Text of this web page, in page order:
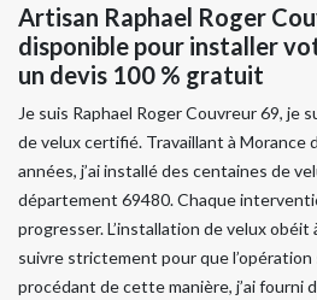
Artisan Raphael Roger
disponible pour installer
un devis 100 % gratuit
Je suis Raphael Roger Couvreur 69, je
de velux certifié. Travaillant à Morance
années, j’ai installé des centaines de
département 69480. Chaque
progresser. L’installation de velux obéit
suivre strictement pour que
procédant de cette manière, j’ai fourni